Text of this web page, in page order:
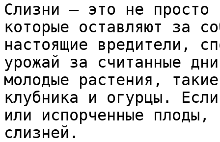
Слизни — это не просто
которые оставляют за
настоящие вредители,
урожай за считанные
молодые растения,
клубника и огурцы.
или испорченные
слизней.